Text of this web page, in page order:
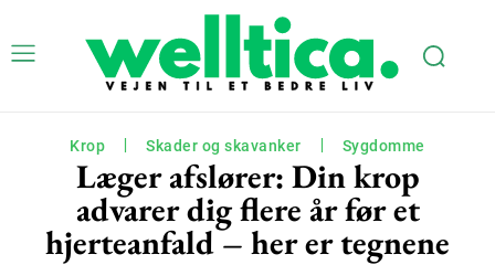
Krop Skader og skavanker Sygdomme
Læger afslører: Din krop
advarer dig flere år før et
hjerteanfald – her er tegnene